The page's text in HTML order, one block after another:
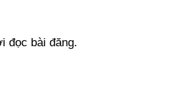
đọc bài đăng.